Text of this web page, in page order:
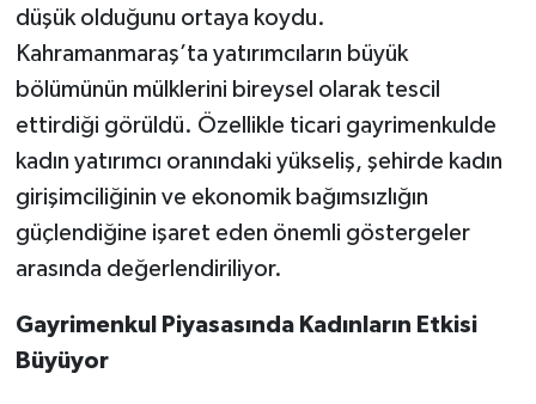
düşük olduğunu ortaya koydu.
Kahramanmaraş’ta yatırımcıların büyük
bölümünün mülklerini bireysel olarak tescil
ettirdiği görüldü. Özellikle ticari gayrimenkulde
kadın yatırımcı oranındaki yükseliş, şehirde kadın
girişimciliğinin ve ekonomik bağımsızlığın
güçlendiğine işaret eden önemli göstergeler
arasında değerlendiriliyor.
Gayrimenkul Piyasasında Kadınların Etkisi
Büyüyor